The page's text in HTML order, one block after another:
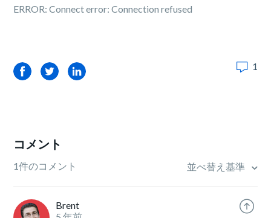
ERROR: Connect error: Connection refused
FacebookTwitterLinkedIn 1
コメント
1件のコメント 並べ替え基準
Brent